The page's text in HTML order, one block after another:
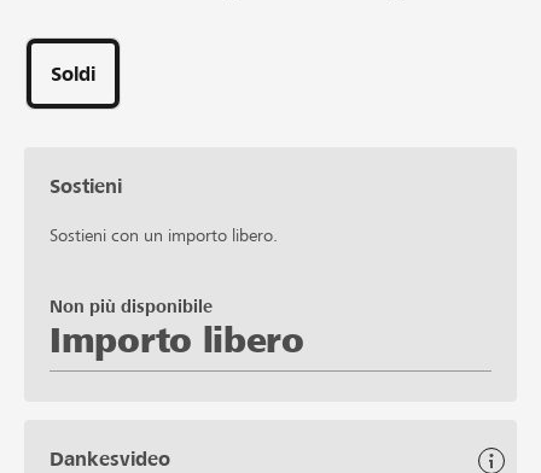
Sostegni
Soldi
Sostieni
Sostieni con un importo libero.
Importo libero
Non più disponibile
Dankesvideo